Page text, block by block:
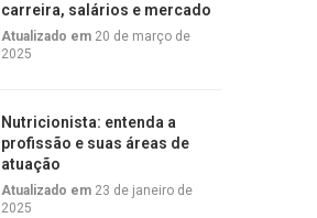
carreira, salários e mercado
Atualizado em 20 de março de
2025
Nutricionista: entenda a
profissão e suas áreas de
atuação
Atualizado em 23 de janeiro de
2025